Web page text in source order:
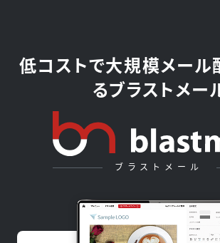
低コストで大規模メール
るブラストメー
ブラストメール